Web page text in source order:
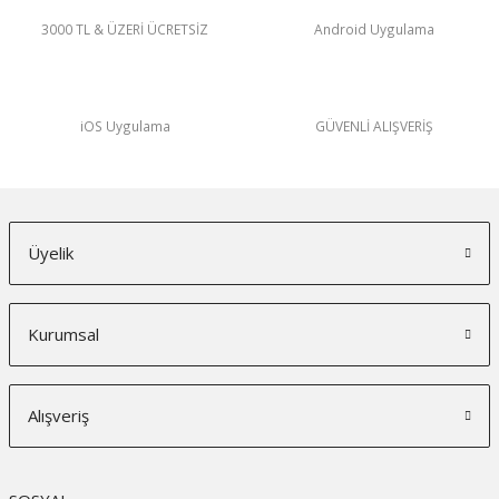
3000 TL & ÜZERİ ÜCRETSİZ Android Uygulama
iOS Uygulama GÜVENLİ ALIŞVERİŞ
Üyelik
Kurumsal
Alışveriş